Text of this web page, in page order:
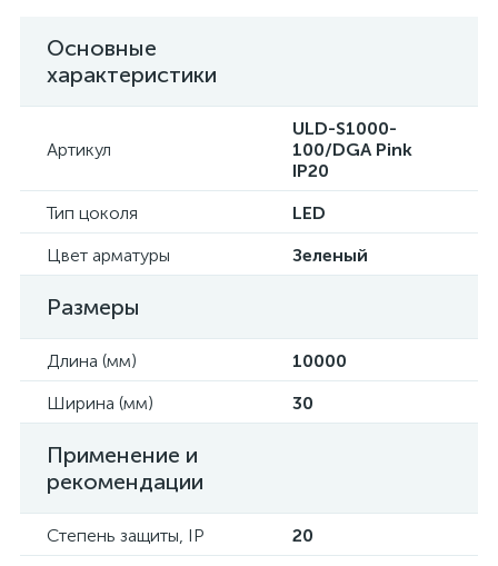
Основные
характеристики
Артикул
ULD-S1000-
100/DGA Pink
IP20
Тип цоколя
LED
Цвет арматуры
Зеленый
Размеры
Длина (мм)
10000
Ширина (мм)
30
Применение и
рекомендации
Степень защиты, IP
20